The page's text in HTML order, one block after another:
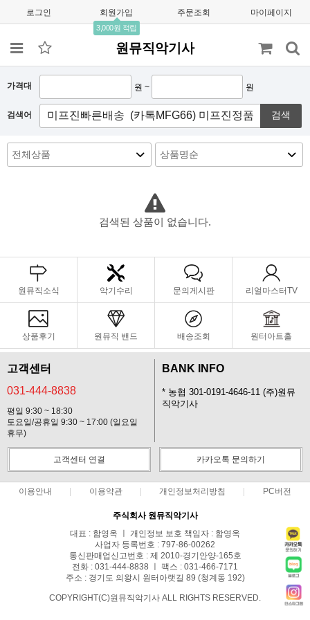
로그인 회원가입
3,000원 적립
주문조회 마이페이지
원뮤직악기사
가격대 원 ~ 원
검색어 검색
검색된 상품이 없습니다.
원뮤직소식 악기수리 문의게시판 리얼마스터TV
상품후기 원뮤직 밴드 배송조회 원터아트홀
고객센터
031-444-8838
평일 9:30 ~ 18:30
토요일/공휴일 9:30 ~ 17:00 (일요일
휴무)
BANK INFO
* 농협 301-0191-4646-11 (주)원뮤
직악기사
고객센터 연결 카카오톡 문의하기
이용안내 이용약관 개인정보처리방침 PC버전
주식회사 원뮤직악기사
대표 : 함영옥 ㅣ 개인정보 보호 책임자 : 함영옥
사업자 등록번호 : 797-86-00262
통신판매업신고번호 : 제 2010-경기안양-165호
전화 : 031-444-8838 ㅣ 팩스 : 031-466-7171
주소 : 경기도 의왕시 원터아랫길 89 (청계동 192)
COPYRIGHT(C)원뮤직악기사 ALL RIGHTS RESERVED.